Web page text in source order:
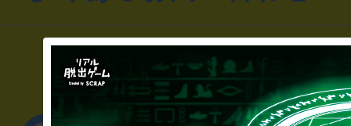
▼一般のお客様